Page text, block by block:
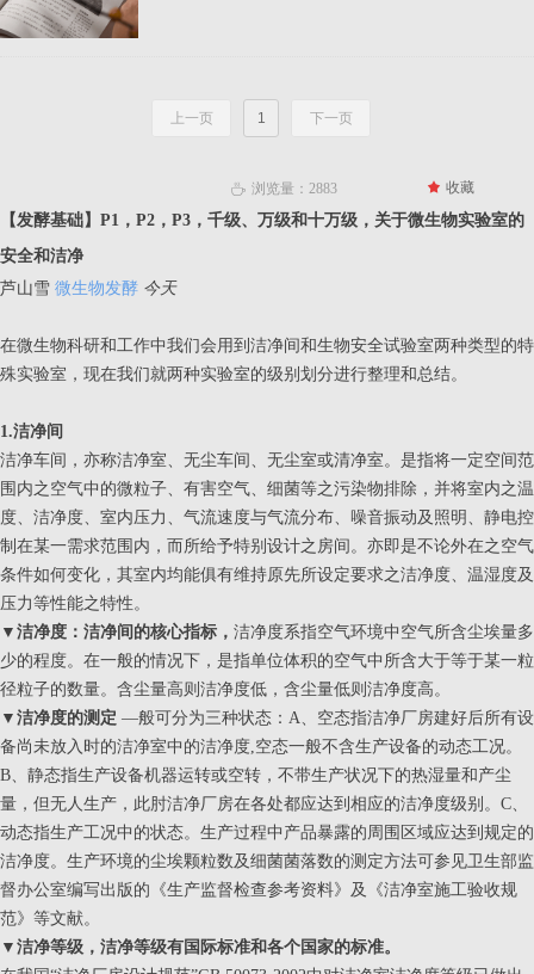
【发酵基础】P1，P2，P3，千级、万级和十万级，关于微生物实验室的
安全和洁净
芦山雪 微生物发酵 今天
在微生物科研和工作中我们会用到洁净间和生物安全试验室两种类型的特
殊实验室，现在我们就两种实验室的级别划分进行整理和总结。
1.洁净间
洁净车间，亦称洁净室、无尘车间、无尘室或清净室。是指将一定空间范
围内之空气中的微粒子、有害空气、细菌等之污染物排除，并将室内之温
度、洁净度、室内压力、气流速度与气流分布、噪音振动及照明、静电控
制在某一需求范围内，而所给予特别设计之房间。亦即是不论外在之空气
条件如何变化，其室内均能俱有维持原先所设定要求之洁净度、温湿度及
压力等性能之特性。
▼洁净度：洁净间的核心指标， 洁净度系指空气环境中空气所含尘埃量多
少的程度。在一般的情况下，是指单位体积的空气中所含大于等于某一粒
径粒子的数量。含尘量高则洁净度低，含尘量低则洁净度高。
▼ 洁净度的测定 —般可分为三种状态：A、空态指洁净厂房建好后所有设
备尚未放入时的洁净室中的洁净度,空态一般不含生产设备的动态工况。
B、静态指生产设备机器运转或空转，不带生产状况下的热湿量和产尘
量，但无人生产，此肘洁净厂房在各处都应达到相应的洁净度级别。C、
动态指生产工况中的状态。生产过程中产品暴露的周围区域应达到规定的
洁净度。生产环境的尘埃颗粒数及细菌菌落数的测定方法可参见卫生部监
督办公室编写出版的《生产监督检查参考资料》及《洁净室施工验收规
范》等文献。
▼ 洁净等级，洁净等级有国际标准和各个国家的标准。
ꄘ 浏览量： 2883 끄 收藏
上一页 1 下一页